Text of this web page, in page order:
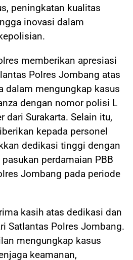
peningkatan kualitas
inovasi dalam
memberikan apresiasi
Polres Jombang atas
dalam mengungkap kasus
dengan nomor polisi L
dari Surakarta. Selain itu,
kepada personel
dedikasi tinggi dengan
perdamaian PBB
Jombang pada periode
kasih atas dedikasi dan
Satlantas Polres Jombang.
mengungkap kasus
keamanan,